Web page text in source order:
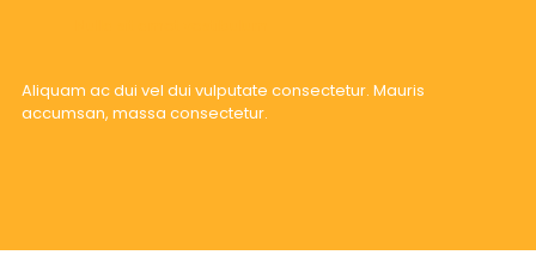
Aliquam ac dui vel dui vulputate consectetur. Mauris
accumsan, massa consectetur.